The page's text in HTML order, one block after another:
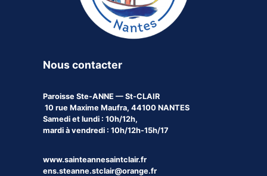
Nous contacter
Paroisse Ste-ANNE — St-CLAIR
10 rue Maxime Maufra, 44100 NANTES
Samedi et lundi : 10h/12h,
mardi à vendredi : 10h/12h-15h/17
www.sainteannesaintclair.fr
ens.steanne.stclair@orange.fr